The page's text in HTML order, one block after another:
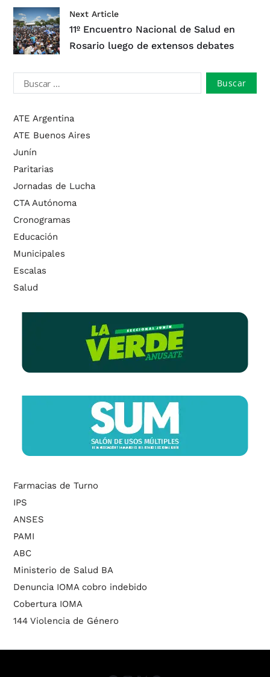
Next Article
11º Encuentro Nacional de Salud en
Rosario luego de extensos debates
ATE Argentina
ATE Buenos Aires
Junín
Paritarias
Jornadas de Lucha
CTA Autónoma
Cronogramas
Educación
Municipales
Escalas
Salud
Farmacias de Turno
IPS
ANSES
PAMI
ABC
Ministerio de Salud BA
Denuncia IOMA cobro indebido
Cobertura IOMA
144 Violencia de Género